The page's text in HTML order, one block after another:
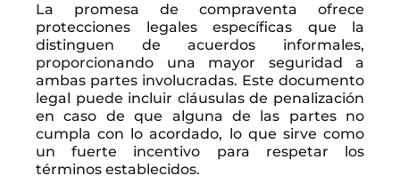
La promesa de compraventa ofrece
protecciones legales específicas que la
distinguen de acuerdos informales,
proporcionando una mayor seguridad a
ambas partes involucradas. Este documento
legal puede incluir cláusulas de penalización
en caso de que alguna de las partes no
cumpla con lo acordado, lo que sirve como
un fuerte incentivo para respetar los
términos establecidos.